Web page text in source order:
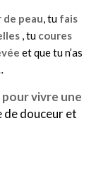
de peau, tu fais
, tu coures
et que tu n’as
pour vivre une
de douceur et